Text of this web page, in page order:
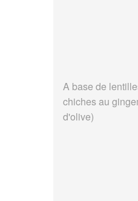
A base de
chiches au
d'olive)